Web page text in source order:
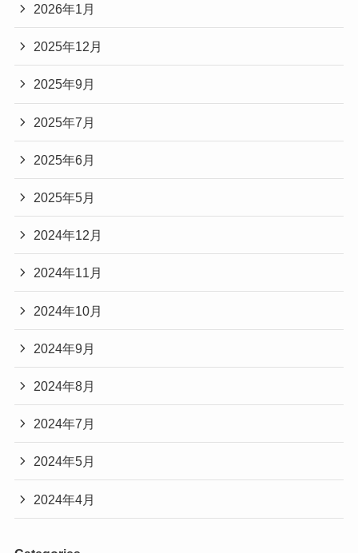
2026年1月
2025年12月
2025年9月
2025年7月
2025年6月
2025年5月
2024年12月
2024年11月
2024年10月
2024年9月
2024年8月
2024年7月
2024年5月
2024年4月